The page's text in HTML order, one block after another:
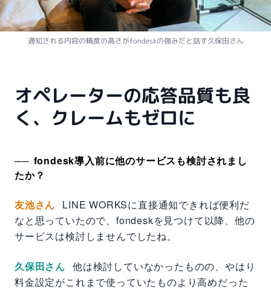
通知される内容の精度の高さがfondeskの強みだと話す久保田さん
オペレーターの応答品質も良
く、クレームもゼロに
fondesk導入前に他のサービスも検討されまし
たか？
友池さん
LINE WORKSに直接通知できれば便利だ
なと思っていたので、fondeskを見つけて以降、他の
サービスは検討しませんでしたね。
久保田さん 他は検討していなかったものの、やはり
料金設定がこれまで使っていたものより高めだった